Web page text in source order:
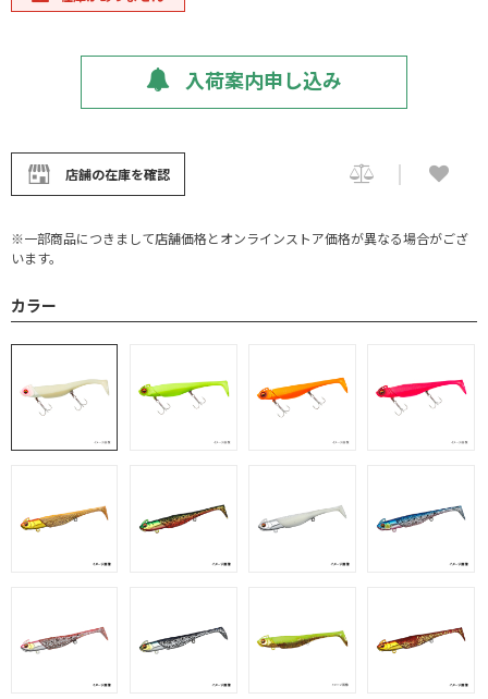
入荷案内申し込み
店舗の在庫を確認
※一部商品につきまして店舗価格とオンラインストア価格が異なる場合がござ
います。
カラー